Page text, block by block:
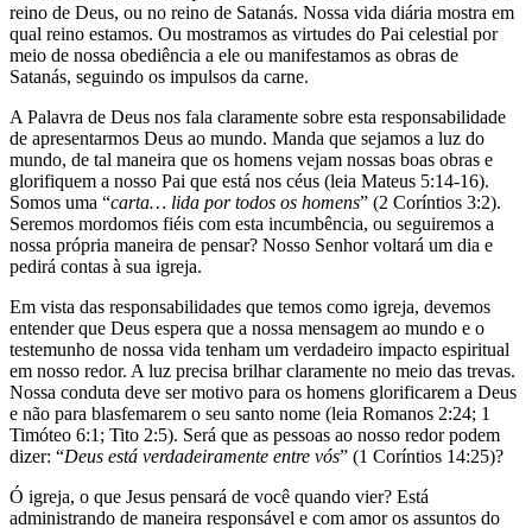
reino de Deus, ou no reino de Satanás. Nossa vida diária mostra em
qual reino estamos. Ou mostramos as virtudes do Pai celestial por
meio de nossa obediência a ele ou manifestamos as obras de
Satanás, seguindo os impulsos da carne.
A Palavra de Deus nos fala claramente sobre esta responsabilidade
de apresentarmos Deus ao mundo. Manda que sejamos a luz do
mundo, de tal maneira que os homens vejam nossas boas obras e
glorifiquem a nosso Pai que está nos céus (leia Mateus 5:14-16).
Somos uma “carta… lida por todos os homens” (2 Coríntios 3:2).
Seremos mordomos fiéis com esta incumbência, ou seguiremos a
nossa própria maneira de pensar? Nosso Senhor voltará um dia e
pedirá contas à sua igreja.
Em vista das responsabilidades que temos como igreja, devemos
entender que Deus espera que a nossa mensagem ao mundo e o
testemunho de nossa vida tenham um verdadeiro impacto espiritual
em nosso redor. A luz precisa brilhar claramente no meio das trevas.
Nossa conduta deve ser motivo para os homens glorificarem a Deus
e não para blasfemarem o seu santo nome (leia Romanos 2:24; 1
Timóteo 6:1; Tito 2:5). Será que as pessoas ao nosso redor podem
dizer: “Deus está verdadeiramente entre vós” (1 Coríntios 14:25)?
Ó igreja, o que Jesus pensará de você quando vier? Está
administrando de maneira responsável e com amor os assuntos do